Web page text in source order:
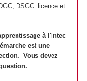
DSGC, licence et
à l'Intec
est une
Vous devez